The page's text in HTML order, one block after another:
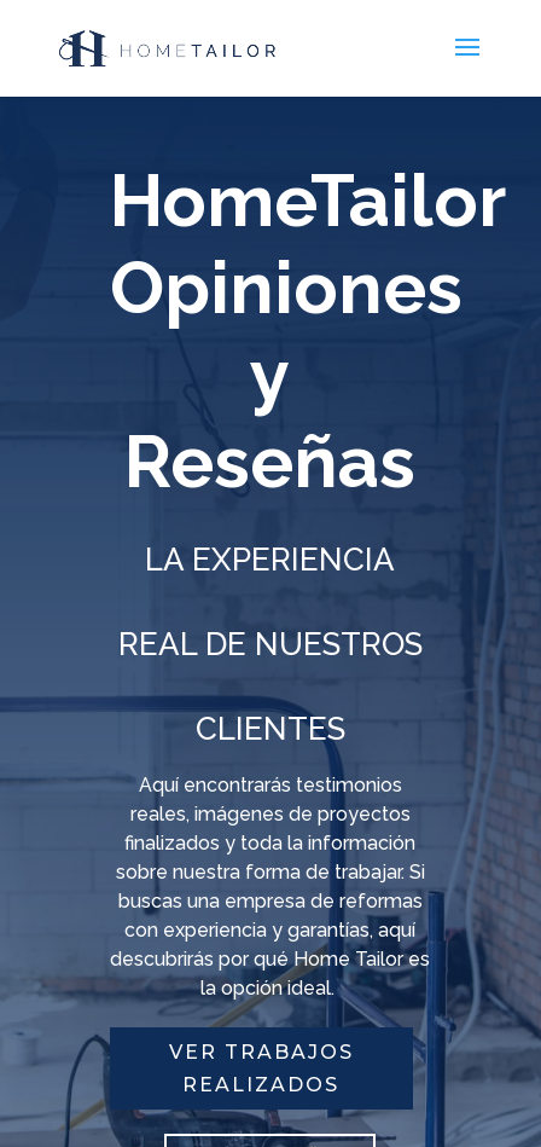
HomeTailor
Opiniones
y
Reseñas
LA EXPERIENCIA
REAL DE NUESTROS
CLIENTES
Aquí encontrarás testimonios
reales, imágenes de proyectos
finalizados y toda la información
sobre nuestra forma de trabajar. Si
buscas una empresa de reformas
con experiencia y garantías, aquí
descubrirás por qué HomeTailores
la opción ideal.
VER TRABAJOS
REALIZADOS